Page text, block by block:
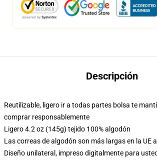
Descripción
Reutilizable, ligero ir a todas partes bolsa te
comprar responsablemente
Ligero 4.2 oz (145g) tejido 100% algodón
Las correas de algodón son más largas en la UE
Diseño unilateral, impreso digitalmente para